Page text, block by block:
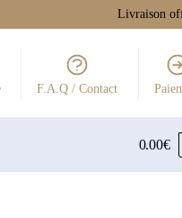
Livraison
F.A.Q / Contact
0.00€